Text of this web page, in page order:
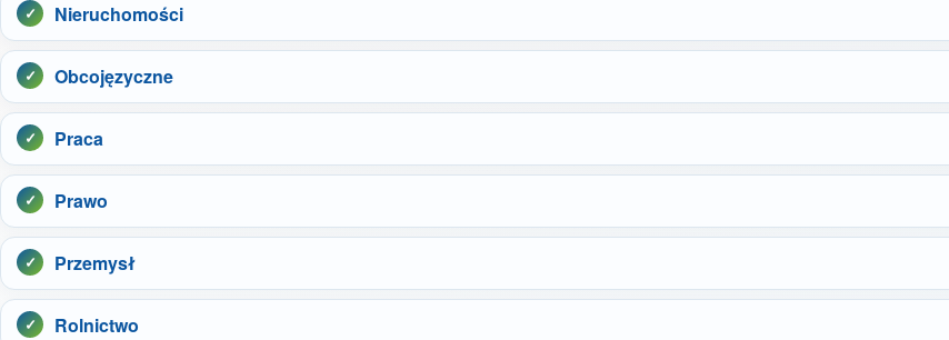
Nieruchomości
Obcojęzyczne
Praca
Prawo
Przemysł
Rolnictwo